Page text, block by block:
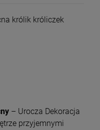
królik króliczek
– Urocza Dekoracja
przyjemnymi